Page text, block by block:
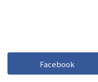
樓層
Facebook